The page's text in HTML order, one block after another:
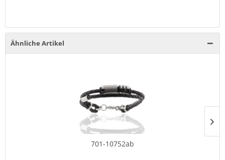
Ähnliche Artikel
701-10752ab